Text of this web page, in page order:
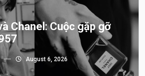
Chanel: Cuộc gặp gỡ
August 6, 2026